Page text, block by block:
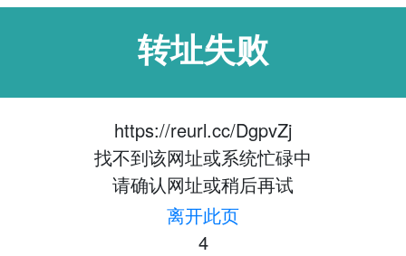
转址失败
https://reurl.cc/DgpvZj
找不到该网址或系统忙碌中
请确认网址或稍后再试
离开此页
4